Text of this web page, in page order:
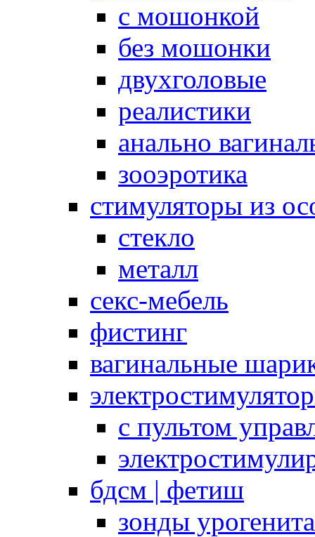
с мошонкой
без мошонки
двухголовые
реалистики
анально
зооэротика
стимуляторы из
стекло
металл
секс-мебель
фистинг
вагинальные
с пультом
бдсм | фетиш
зонды